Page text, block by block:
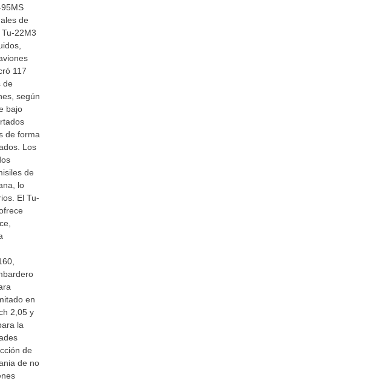
de
22M3
117
de
según
bajo
de forma
Los
de
lo
El Tu-
en
2,05 y
la
de
de no